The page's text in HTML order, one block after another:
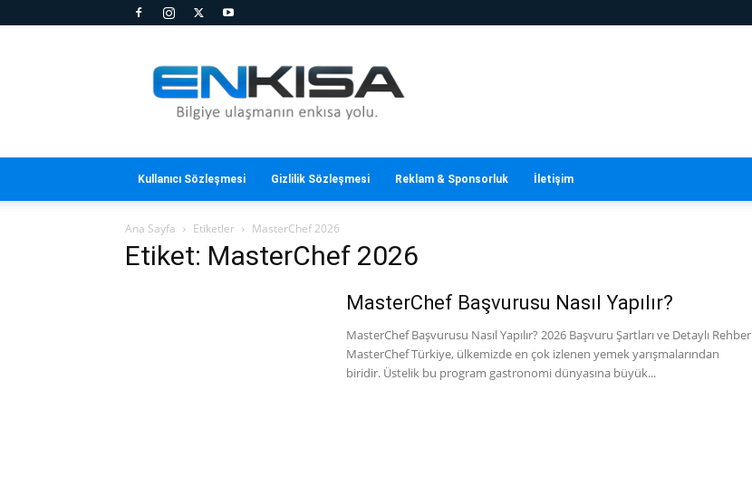
Kısa
Kullanıcı Sözleşmesi Gizlilik Sözleşmesi Reklam & Sponsorluk İletişim
Ana Sayfa Etiketler MasterChef 2026
Etiket: MasterChef 2026
MasterChef Başvurusu Nasıl Yapılır?
MasterChef Başvurusu Nasıl Yapılır? 2026 Başvuru Şartları ve Detaylı Rehber
MasterChef Türkiye, ülkemizde en çok izlenen yemek yarışmalarından
biridir. Üstelik bu program gastronomi dünyasına büyük...